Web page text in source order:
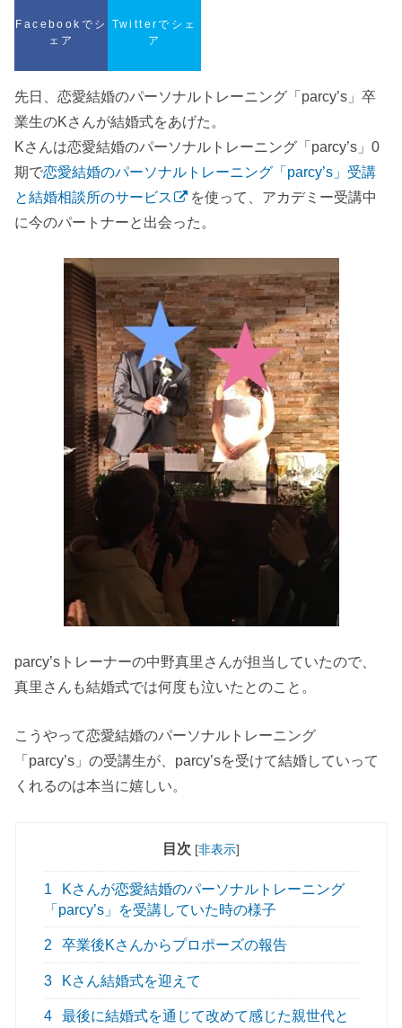
Facebookでシ
ェア
Twitterでシェ
ア
先日、恋愛結婚のパーソナルトレーニング「parcy’s」卒
業生のKさんが結婚式をあげた。
Kさんは恋愛結婚のパーソナルトレーニング「parcy’s」0
期で恋愛結婚のパーソナルトレーニング「parcy’s」受講
と結婚相談所のサービス
を使って、アカデミー受講中
に今のパートナーと出会った。
parcy’sトレーナーの中野真里さんが担当していたので、
真里さんも結婚式では何度も泣いたとのこと。
こうやって恋愛結婚のパーソナルトレーニング
「parcy’s」の受講生が、parcy’sを受けて結婚していって
くれるのは本当に嬉しい。
目次 [非表示]
1
Kさんが恋愛結婚のパーソナルトレーニング
「parcy’s」を受講していた時の様子
2 卒業後Kさんからプロポーズの報告
3 Kさん結婚式を迎えて
4
最後に結婚式を通じて改めて感じた親世代と